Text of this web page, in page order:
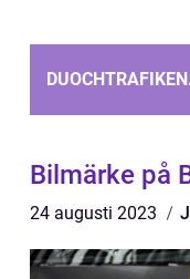
Bilmärke på
24 augusti 2023